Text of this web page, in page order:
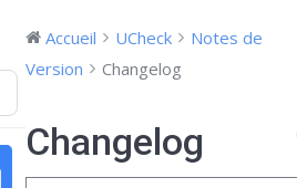
Accueil UCheck
Notes de
Version
Changelog
Changelog